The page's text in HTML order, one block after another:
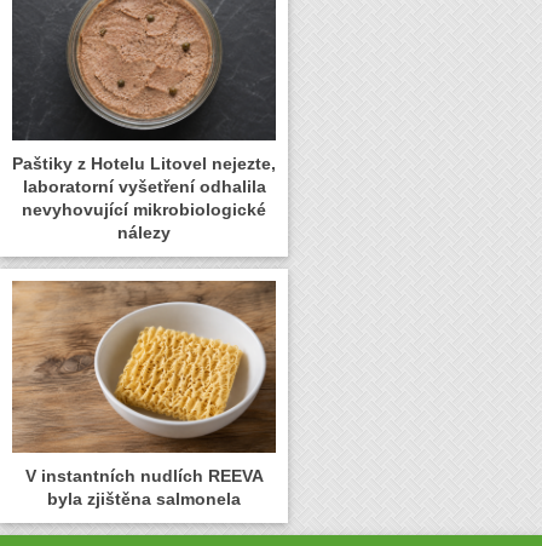
Paštiky z Hotelu Litovel nejezte,
laboratorní vyšetření odhalila
nevyhovující mikrobiologické
nálezy
V instantních nudlích REEVA
byla zjištěna salmonela